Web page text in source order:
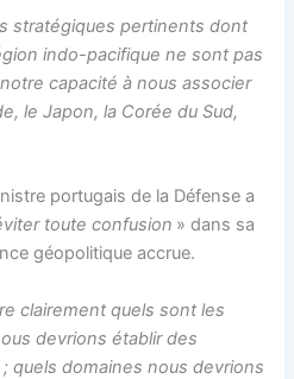
stratégiques pertinents dont
indo-pacifique ne sont pas
capacité à nous associer
le Japon, la Corée du Sud,
portugais de la Défense a
toute confusion » dans sa
géopolitique accrue.
clairement quels sont les
devrions établir des
quels domaines nous devrions